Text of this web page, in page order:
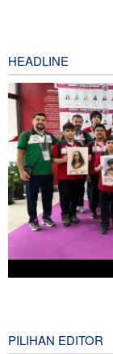
HEADLINE
PILIHAN EDITOR